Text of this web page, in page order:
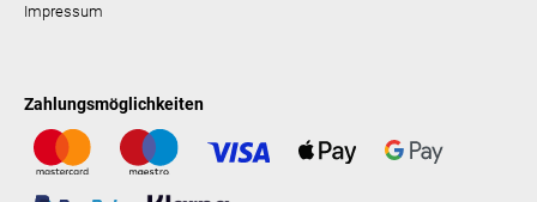
Impressum
Zahlungsmöglichkeiten